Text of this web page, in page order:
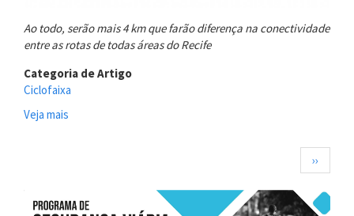
Ao todo, serão mais 4 km que farão diferença na conectividade
entre as rotas de todas áreas do Recife
Categoria de Artigo
Ciclofaixa
Veja mais
de
Próxima
página
››